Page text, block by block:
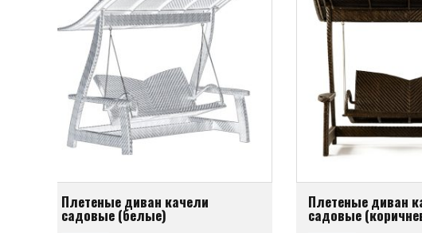
Плетеные диван качели
садовые (белые)
Плетеные диван
садовые